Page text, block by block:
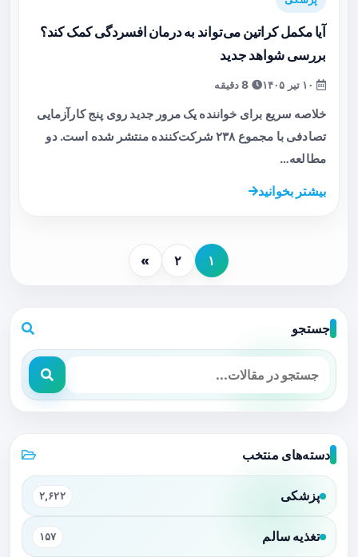
آیا مکمل کراتین می‌تواند به درمان افسردگی کمک کند؟
بررسی شواهد جدید
خلاصه سریع برای خواننده یک مرور جدید روی پنج کارآزمایی
تصادفی با مجموع ۲۳۸ شرکت‌کننده منتشر شده است. دو
مطالعه…
بیشتر بخوانید
۱ ۲ »
جستجو
دسته‌های منتخب
پزشکی ۲,۶۲۲
تغذیه سالم ۱۵۷